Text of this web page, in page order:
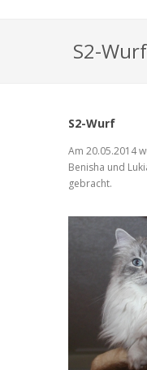
S2-
S2-Wurf
Am 20.05.2014
Benisha und
gebracht.